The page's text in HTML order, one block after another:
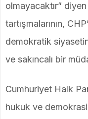
olmayacaktır”
tartışmalarının,
demokratik
ve sakıncalı bir
Cumhuriyet Halk
hukuk ve demokrasi